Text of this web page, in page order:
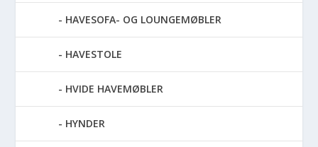
HAVESOFA- OG LOUNGEMØBLER
HAVESTOLE
HVIDE HAVEMØBLER
HYNDER